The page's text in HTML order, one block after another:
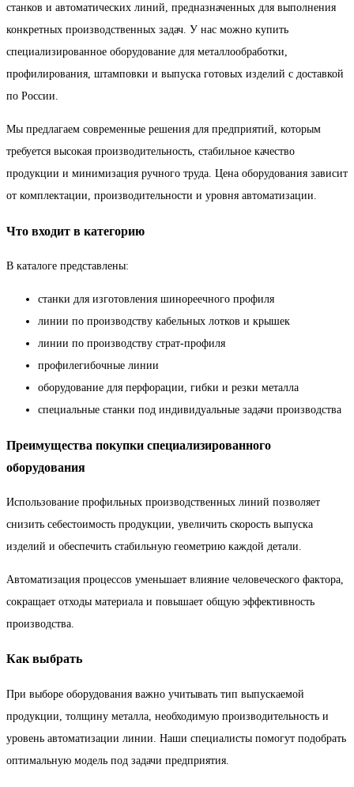
станков и автоматических линий, предназначенных для выполнения
конкретных производственных задач. У нас можно купить
специализированное оборудование для металлообработки,
профилирования, штамповки и выпуска готовых изделий с доставкой
по России.
Мы предлагаем современные решения для предприятий, которым
требуется высокая производительность, стабильное качество
продукции и минимизация ручного труда. Цена оборудования зависит
от комплектации, производительности и уровня автоматизации.
Что входит в категорию
В каталоге представлены:
станки для изготовления шинореечного профиля
линии по производству кабельных лотков и крышек
линии по производству страт-профиля
профилегибочные линии
оборудование для перфорации, гибки и резки металла
специальные станки под индивидуальные задачи производства
Преимущества покупки специализированного
оборудования
Использование профильных производственных линий позволяет
снизить себестоимость продукции, увеличить скорость выпуска
изделий и обеспечить стабильную геометрию каждой детали.
Автоматизация процессов уменьшает влияние человеческого фактора,
сокращает отходы материала и повышает общую эффективность
производства.
Как выбрать
При выборе оборудования важно учитывать тип выпускаемой
продукции, толщину металла, необходимую производительность и
уровень автоматизации линии. Наши специалисты помогут подобрать
оптимальную модель под задачи предприятия.